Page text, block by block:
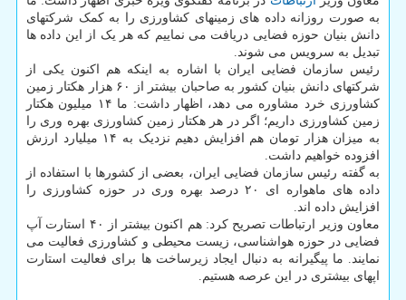
به صورت روزانه داده های زمینهای کشاورزی را به کمک شرکتهای
دانش بنیان حوزه فضایی دریافت می نماییم که هر یک از این داده ها
تبدیل به سرویس می شوند.
رئیس سازمان فضایی ایران با اشاره به اینکه هم اکنون یکی از
شرکتهای دانش بنیان کشور به صاحبان بیشتر از ۶۰ هزار هکتار زمین
کشاورزی خرد مشاوره می دهد، اظهار داشت: ما ۱۴ میلیون هکتار
زمین کشاورزی داریم؛ اگر در هر هکتار زمین کشاورزی بهره وری را
به میزان هزار تومان هم افزایش دهیم نزدیک به ۱۴ میلیارد ارزش
افزوده خواهیم داشت.
به گفته رئیس سازمان فضایی ایران، بعضی از کشورها با استفاده از
داده های ماهواره ای ۲۰ درصد بهره وری در حوزه کشاورزی را
افزایش داده اند.
معاون وزیر ارتباطات تصریح کرد: هم اکنون بیشتر از ۴۰ استارت آپ
فضایی در حوزه هواشناسی، زیست محیطی و کشاورزی فعالیت می
نمایند. ما پیگیرانه به دنبال ایجاد زیرساخت ها برای فعالیت استارت
اپهای بیشتری در این عرصه هستیم.